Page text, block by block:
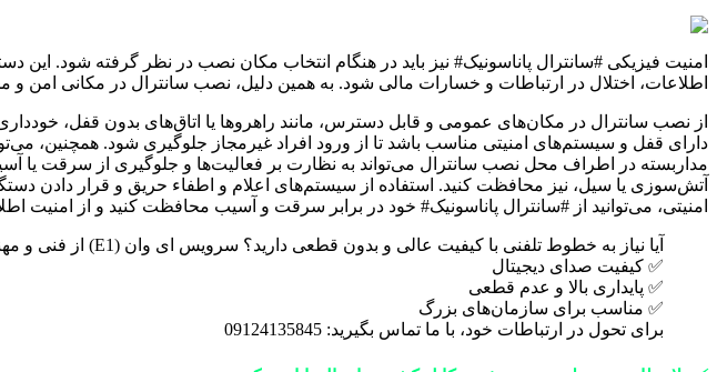
امنیت فیزیکی #سانترال پاناسونیک# نیز باید در هنگام انتخاب مکان نصب در نظر گرفته
اطلاعات، اختلال در ارتباطات و خسارات مالی شود. به همین دلیل، نصب سانترال در مکانی امن
از نصب سانترال در مکان‌های عمومی و قابل دسترس، مانند راهروها یا اتاق‌های بدون قفل،
دارای قفل و سیستم‌های امنیتی مناسب باشد تا از ورود افراد غیرمجاز جلوگیری شود. همچنین،
مداربسته در اطراف محل نصب سانترال می‌تواند به نظارت بر فعالیت‌ها و جلوگیری از سرقت یا
آتش‌سوزی یا سیل، نیز محافظت کنید. استفاده از سیستم‌های اعلام و اطفاء حریق و قرار دادن
امنیتی، می‌توانید از #سانترال پاناسونیک# خود در برابر سرقت و آسیب محافظت کنید و از امنیت
آیا نیاز به خطوط تلفنی با کیفیت عالی و بدون قطعی دارید؟ سرویس ای وان (E1) از فنی و مهندسی ارتباط ساز، ارتباطی پایدار و شفاف را برای سازمان شما فراهم می‌سازد.
✅ کیفیت صدای دیجیتال
✅ پایداری بالا و عدم قطعی
✅ مناسب برای سازمان‌های بزرگ
برای تحول در ارتباطات خود، با ما تماس بگیرید: 09124135845